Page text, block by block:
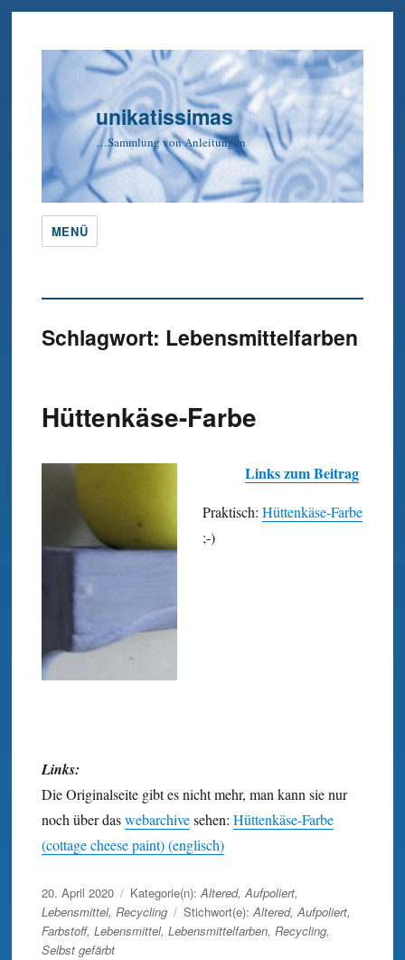
unikatissimas
…Sammlung von Anleitungen
MENÜ
Schlagwort: Lebensmittelfarben
Hüttenkäse-Farbe
Links zum Beitrag
Praktisch: Hüttenkäse-Farbe
;-)
Links:
Die Originalseite gibt es nicht mehr, man kann sie nur
noch über daswebarchivesehen: Hüttenkäse-Farbe
(cottage cheese paint) (englisch)
Veröffentlicht
am
20. April 2020 Kategorie(n):Altered,Aufpoliert,
Lebensmittel, Recycling Stichwort(e):Altered,Aufpoliert,
Farbstoff, Lebensmittel, Lebensmittelfarben, Recycling,
Selbst gefärbt